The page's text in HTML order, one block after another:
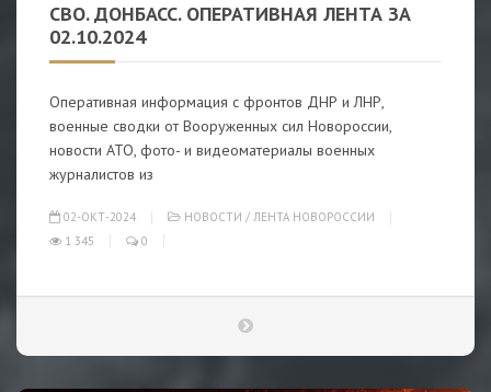
СВО. ДОНБАСС. ОПЕРАТИВНАЯ ЛЕНТА ЗА
02.10.2024
Оперативная информация с фронтов ДНР и ЛНР,
военные сводки от Вооруженных сил Новороссии,
новости АТО, фото- и видеоматериалы военных
журналистов из
02-ОКТ-2024 НОВОСТИ / ЛЕНТА НОВОРОССИИ
1 345
0